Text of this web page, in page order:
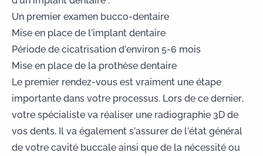
Un premier examen bucco-dentaire
Mise en place de l’implant dentaire
Période de cicatrisation d’environ 5-6 mois
Mise en place de la prothèse dentaire
Le premier rendez-vous est vraiment une étape
importante dans votre processus. Lors de ce dernier,
votre spécialiste va réaliser une radiographie 3D de
vos dents. Il va également s’assurer de l’état général
de votre cavité buccale ainsi que de la nécessité ou